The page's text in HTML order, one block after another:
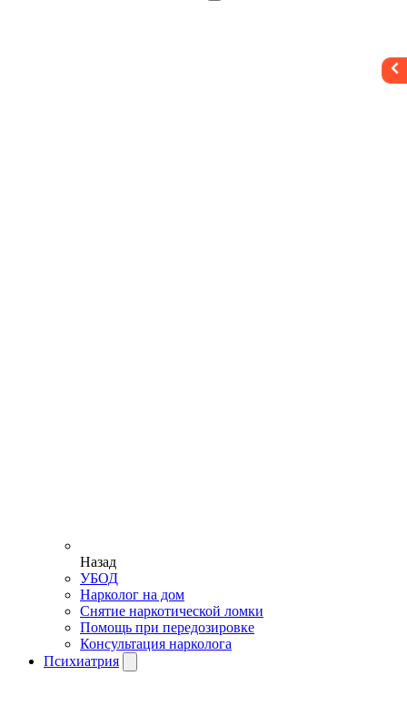
Назад
УБОД
Нарколог на дом
Снятие наркотической ломки
Помощь при передозировке
Консультация нарколога
Психиатрия